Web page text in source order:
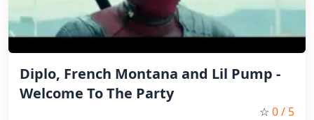
Diplo, French Montana and Lil Pump -
Welcome To The Party
☆ 0/ 5